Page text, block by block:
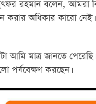
লুৎফর রহমান বলেন, আমরা
করার অধিকার কারো
আমি মাত্র জানতে
পর্যবেক্ষণ করছেন।